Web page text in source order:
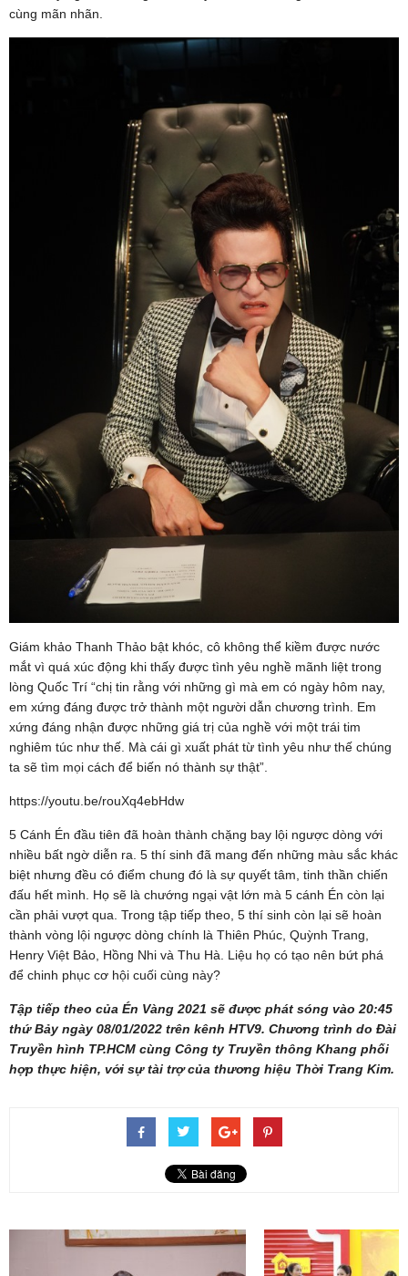
cùng mãn nhãn.
Giám khảo Thanh Thảo bật khóc, cô không thể kiềm được nước
mắt vì quá xúc động khi thấy được tình yêu nghề mãnh liệt trong
lòng Quốc Trí “chị tin rằng với những gì mà em có ngày hôm nay,
em xứng đáng được trở thành một người dẫn chương trình. Em
xứng đáng nhận được những giá trị của nghề với một trái tim
nghiêm túc như thế. Mà cái gì xuất phát từ tình yêu như thế chúng
ta sẽ tìm mọi cách để biến nó thành sự thật”.
https://youtu.be/rouXq4ebHdw
5 Cánh Én đầu tiên đã hoàn thành chặng bay lội ngược dòng với
nhiều bất ngờ diễn ra. 5 thí sinh đã mang đến những màu sắc khác
biệt nhưng đều có điểm chung đó là sự quyết tâm, tinh thần chiến
đấu hết mình. Họ sẽ là chướng ngại vật lớn mà 5 cánh Én còn lại
cần phải vượt qua. Trong tập tiếp theo, 5 thí sinh còn lại sẽ hoàn
thành vòng lội ngược dòng chính là Thiên Phúc, Quỳnh Trang,
Henry Việt Bảo, Hồng Nhi và Thu Hà. Liệu họ có tạo nên bứt phá
để chinh phục cơ hội cuối cùng này?
Tập tiếp theo của Én Vàng 2021 sẽ được phát sóng vào 20:45
thứ Bảy ngày 08/01/2022 trên kênh HTV9. Chương trình do Đài
Truyền hình TP.HCM cùng Công ty Truyền thông Khang phối
hợp thực hiện, với sự tài trợ của thương hiệu Thời Trang Kim.